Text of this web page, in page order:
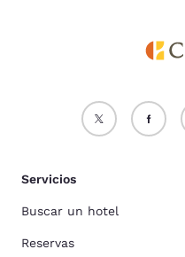
Servicios
Buscar un hotel
Reservas